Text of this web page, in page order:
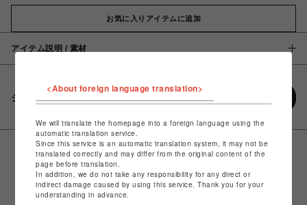
お気に入りアイテムに追加
アイテム説明 / 素材
シェアする
<About foreign language translation>
We will translate the homepage into a foreign language using the
automatic translation service.
Since this service is an automatic translation system, it may not be
translated correctly and may differ from the original content of the
page before translation.
In addition, we do not take any responsibility for any direct or
indirect damage caused by using this service. Thank you for your
understanding in advance.